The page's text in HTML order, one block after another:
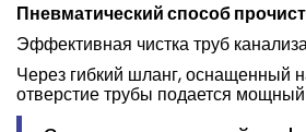
Пневматический способ
Эффективная чистка труб
Через гибкий шланг, оснащенный
отверстие трубы подается мощный